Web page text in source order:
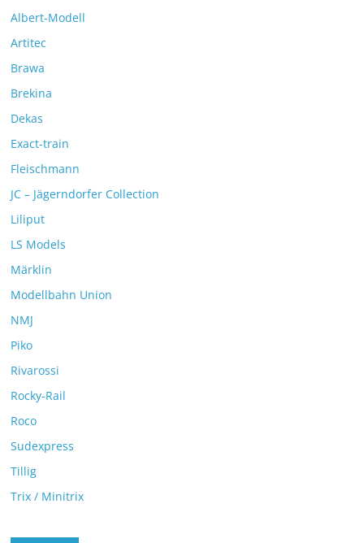
Albert-Modell
Artitec
Brawa
Brekina
Dekas
Exact-train
Fleischmann
JC – Jägerndorfer Collection
Liliput
LS Models
Märklin
Modellbahn Union
NMJ
Piko
Rivarossi
Rocky-Rail
Roco
Sudexpress
Tillig
Trix / Minitrix